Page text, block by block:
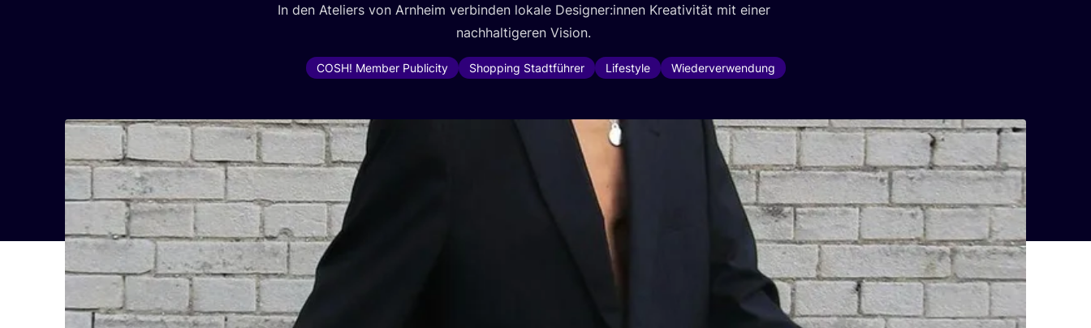
In den Ate­liers von Arn­heim ver­bin­den loka­le Designer:innen Krea­ti­vi­tät mit einer
nach­hal­ti­ge­ren Vision.
COSH! Member Publicity Shopping Stadtführer Lifestyle Wiederverwendung